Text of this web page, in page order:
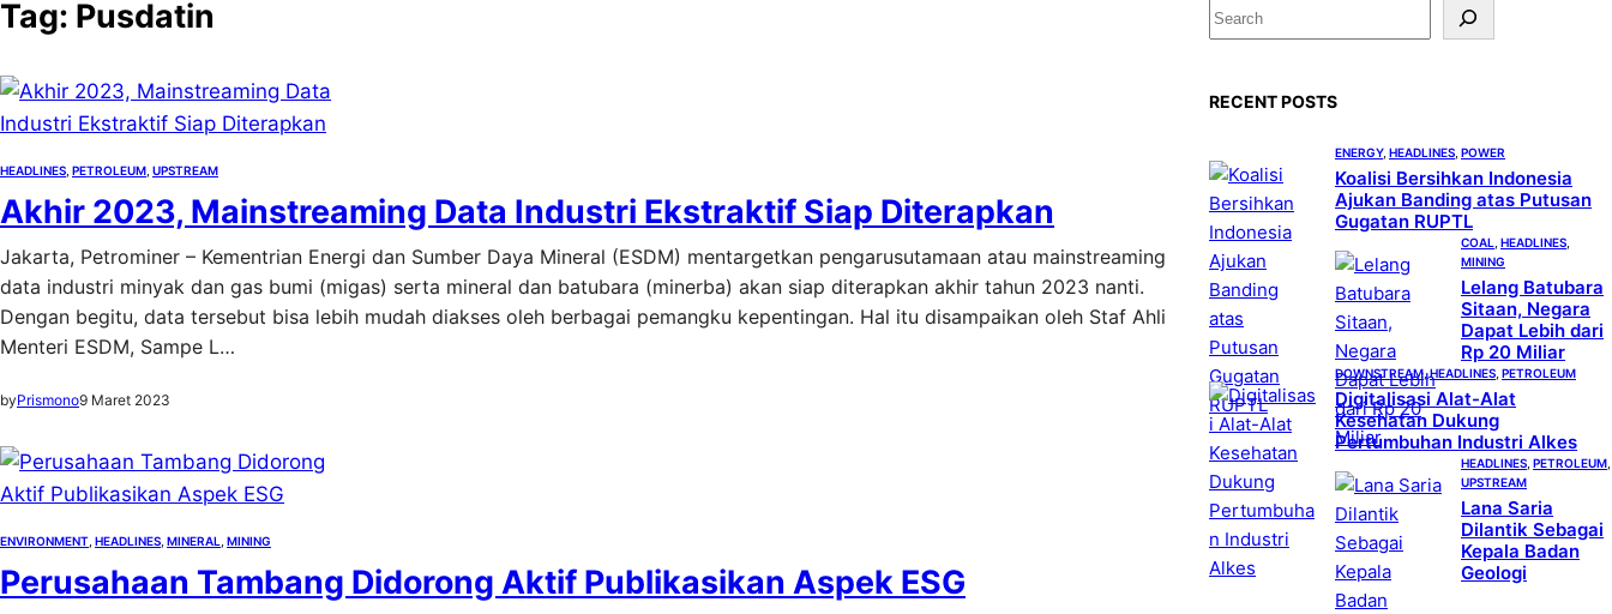
Tag: Pusdatin
HEADLINES PETROLEUM UPSTREAM
Akhir 2023, Mainstreaming Data Industri Ekstraktif Siap Diterapkan
Jakarta, Petrominer – Kementrian Energi dan Sumber Daya Mineral (ESDM) mentargetkan pengarusutamaan atau mainstreaming
data industri minyak dan gas bumi (migas) serta mineral dan batubara (minerba) akan siap diterapkan akhir tahun 2023 nanti.
Dengan begitu, data tersebut bisa lebih mudah diakses oleh berbagai pemangku kepentingan. Hal itu disampaikan oleh Staf Ahli
Menteri ESDM, Sampe L…
byPrismono9 Maret 2023
ENVIRONMENT HEADLINES MINERAL MINING
Perusahaan Tambang Didorong Aktif Publikasikan Aspek ESG
S
e
r
h
RECENT POSTS
ENERGY, HEADLINES POWER
Koalisi Bersihkan Indonesia
Ajukan Banding atas Putusan
Gugatan RUPTL
COAL HEADLINES
MINING
Lelang Batubara
Sitaan, Negara
Dapat Lebih dari
Rp 20 Miliar
DOWNSTREAM, HEADLINES PETROLEUM
Digitalisasi Alat-Alat
Kesehatan Dukung
Pertumbuhan Industri Alkes
HEADLINES PETROLEUM
UPSTREAM
Lana Saria
Dilantik Sebagai
Kepala Badan
Geologi